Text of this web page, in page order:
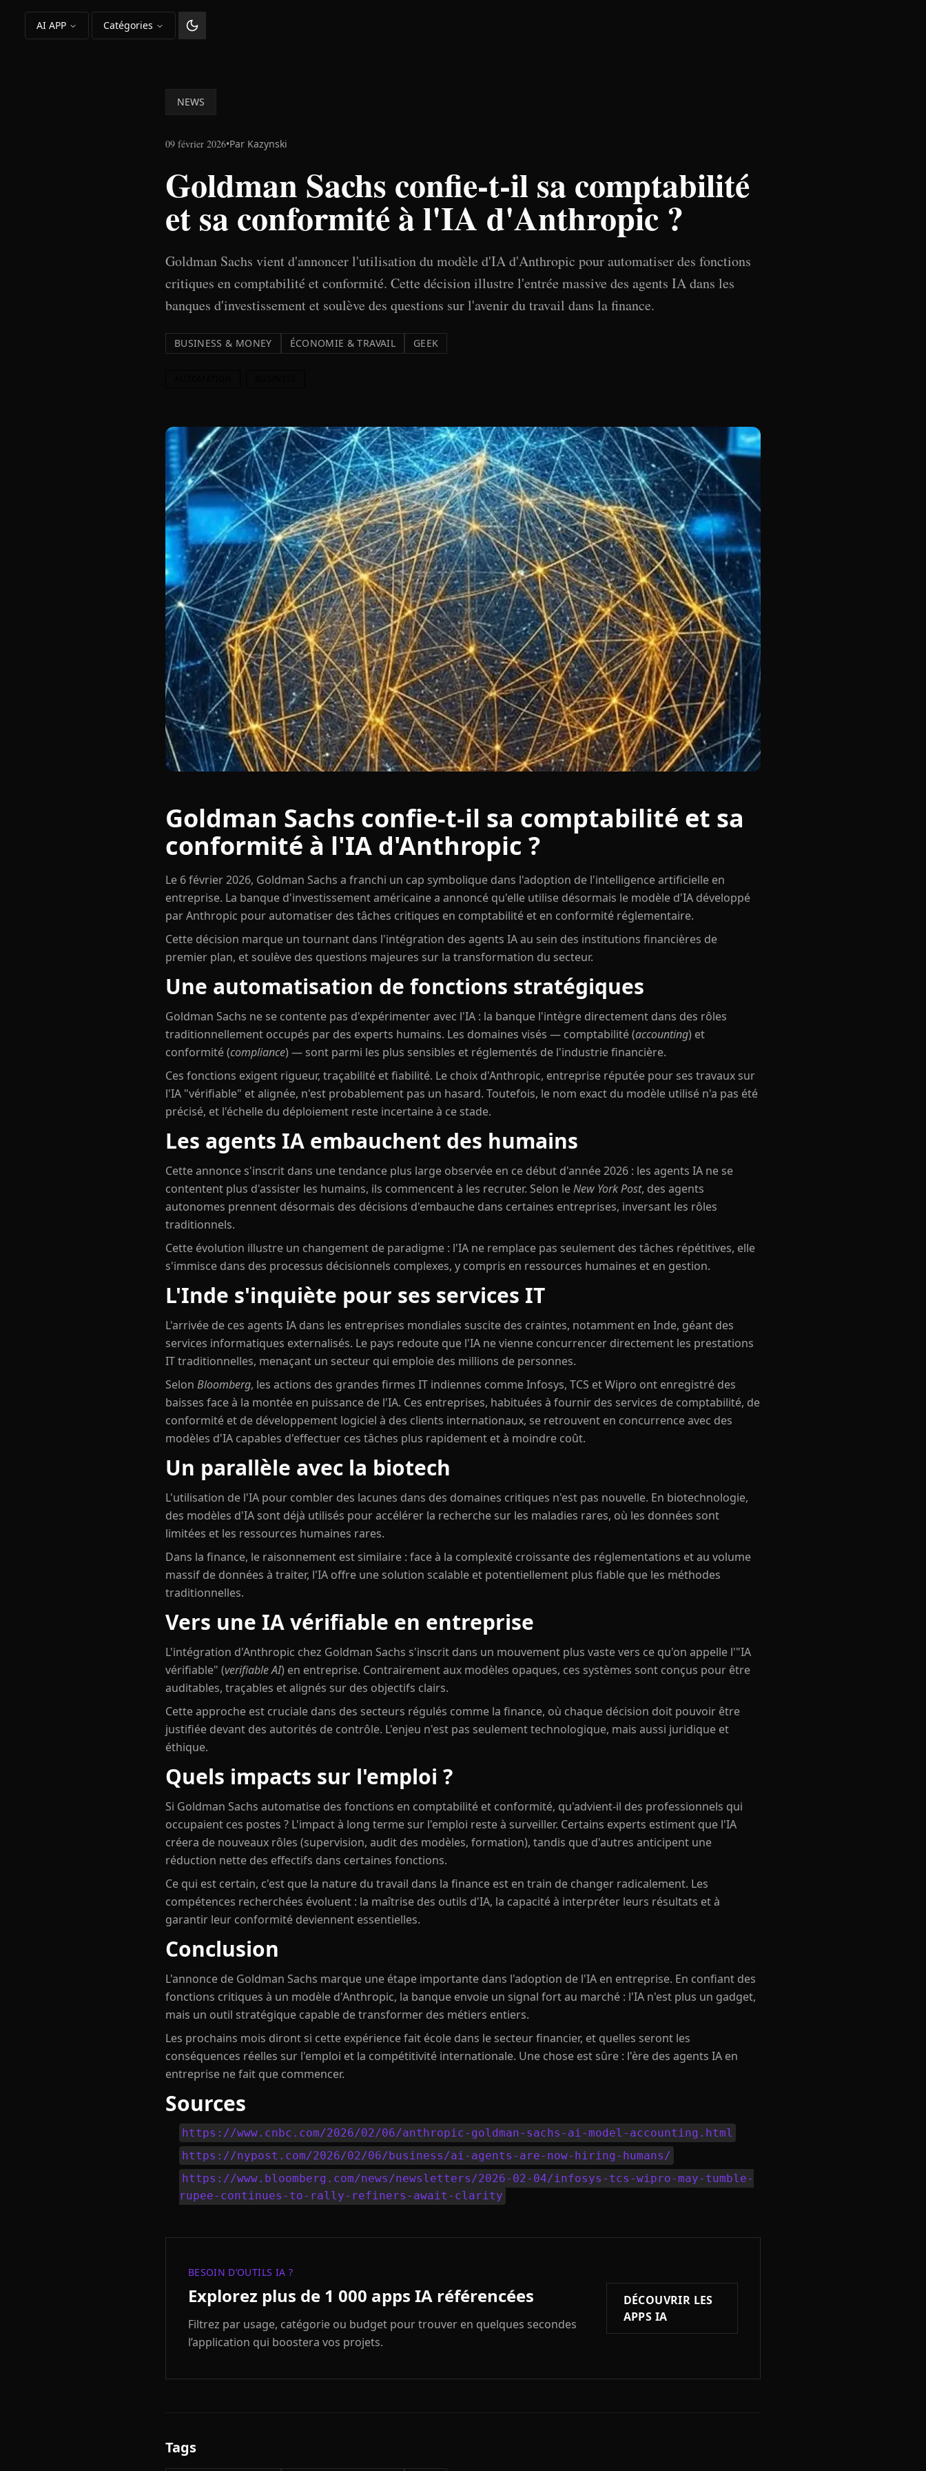
AI APP Catégories
Changer le thème
NEWS
09 février 2026•Par Kazynski
Goldman Sachs confie-t-il sa comptabilité
et sa conformité à l'IA d'Anthropic ?
Goldman Sachs vient d'annoncer l'utilisation du modèle d'IA d'Anthropic pour automatiser des fonctions
critiques en comptabilité et conformité. Cette décision illustre l'entrée massive des agents IA dans les
banques d'investissement et soulève des questions sur l'avenir du travail dans la finance.
BUSINESS & MONEY ÉCONOMIE & TRAVAIL GEEK
Goldman Sachs confie-t-il sa comptabilité et sa
conformité à l'IA d'Anthropic ?
Le 6 février 2026, Goldman Sachs a franchi un cap symbolique dans l'adoption de l'intelligence artificielle en
entreprise. La banque d'investissement américaine a annoncé qu'elle utilise désormais le modèle d'IA développé
par Anthropic pour automatiser des tâches critiques en comptabilité et en conformité réglementaire.
Cette décision marque un tournant dans l'intégration des agents IA au sein des institutions financières de
premier plan, et soulève des questions majeures sur la transformation du secteur.
Une automatisation de fonctions stratégiques
Goldman Sachs ne se contente pas d'expérimenter avec l'IA : la banque l'intègre directement dans des rôles
traditionnellement occupés par des experts humains. Les domaines visés — comptabilité (accounting) et
conformité (compliance) — sont parmi les plus sensibles et réglementés de l'industrie financière.
Ces fonctions exigent rigueur, traçabilité et fiabilité. Le choix d'Anthropic, entreprise réputée pour ses travaux sur
l'IA "vérifiable" et alignée, n'est probablement pas un hasard. Toutefois, le nom exact du modèle utilisé n'a pas été
précisé, et l'échelle du déploiement reste incertaine à ce stade.
Les agents IA embauchent des humains
Cette annonce s'inscrit dans une tendance plus large observée en ce début d'année 2026 : les agents IA ne se
contentent plus d'assister les humains, ils commencent à les recruter. Selon leNew York Post, des agents
autonomes prennent désormais des décisions d'embauche dans certaines entreprises, inversant les rôles
traditionnels.
Cette évolution illustre un changement de paradigme : l'IA ne remplace pas seulement des tâches répétitives, elle
s'immisce dans des processus décisionnels complexes, y compris en ressources humaines et en gestion.
L'Inde s'inquiète pour ses services IT
L'arrivée de ces agents IA dans les entreprises mondiales suscite des craintes, notamment en Inde, géant des
services informatiques externalisés. Le pays redoute que l'IA ne vienne concurrencer directement les prestations
IT traditionnelles, menaçant un secteur qui emploie des millions de personnes.
Selon Bloomberg, les actions des grandes firmes IT indiennes comme Infosys, TCS et Wipro ont enregistré des
baisses face à la montée en puissance de l'IA. Ces entreprises, habituées à fournir des services de comptabilité, de
conformité et de développement logiciel à des clients internationaux, se retrouvent en concurrence avec des
modèles d'IA capables d'effectuer ces tâches plus rapidement et à moindre coût.
Un parallèle avec la biotech
L'utilisation de l'IA pour combler des lacunes dans des domaines critiques n'est pas nouvelle. En biotechnologie,
des modèles d'IA sont déjà utilisés pour accélérer la recherche sur les maladies rares, où les données sont
limitées et les ressources humaines rares.
Dans la finance, le raisonnement est similaire : face à la complexité croissante des réglementations et au volume
massif de données à traiter, l'IA offre une solution scalable et potentiellement plus fiable que les méthodes
traditionnelles.
Vers une IA vérifiable en entreprise
L'intégration d'Anthropic chez Goldman Sachs s'inscrit dans un mouvement plus vaste vers ce qu'on appelle l'"IA
vérifiable" (verifiable AI) en entreprise. Contrairement aux modèles opaques, ces systèmes sont conçus pour être
auditables, traçables et alignés sur des objectifs clairs.
Cette approche est cruciale dans des secteurs régulés comme la finance, où chaque décision doit pouvoir être
justifiée devant des autorités de contrôle. L'enjeu n'est pas seulement technologique, mais aussi juridique et
éthique.
Quels impacts sur l'emploi ?
Si Goldman Sachs automatise des fonctions en comptabilité et conformité, qu'advient-il des professionnels qui
occupaient ces postes ? L'impact à long terme sur l'emploi reste à surveiller. Certains experts estiment que l'IA
créera de nouveaux rôles (supervision, audit des modèles, formation), tandis que d'autres anticipent une
réduction nette des effectifs dans certaines fonctions.
Ce qui est certain, c'est que la nature du travail dans la finance est en train de changer radicalement. Les
compétences recherchées évoluent : la maîtrise des outils d'IA, la capacité à interpréter leurs résultats et à
garantir leur conformité deviennent essentielles.
Conclusion
L'annonce de Goldman Sachs marque une étape importante dans l'adoption de l'IA en entreprise. En confiant des
fonctions critiques à un modèle d'Anthropic, la banque envoie un signal fort au marché : l'IA n'est plus un gadget,
mais un outil stratégique capable de transformer des métiers entiers.
Les prochains mois diront si cette expérience fait école dans le secteur financier, et quelles seront les
conséquences réelles sur l'emploi et la compétitivité internationale. Une chose est sûre : l'ère des agents IA en
entreprise ne fait que commencer.
Sources
https://www.cnbc.com/2026/02/06/anthropic-goldman-sachs-ai-model-accounting.html
https://nypost.com/2026/02/06/business/ai-agents-are-now-hiring-humans/
https://www.bloomberg.com/news/newsletters/2026-02-04/infosys-tcs-wipro-may-tumble-
rupee-continues-to-rally-refiners-await-clarity
BESOIN D’OUTILS IA ?
Explorez plus de 1 000 apps IA référencées
Filtrez par usage, catégorie ou budget pour trouver en quelques secondes
l’application qui boostera vos projets.
DÉCOUVRIR LES
APPS IA
Tags